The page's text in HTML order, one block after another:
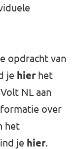
opdracht van
je hier het
NL aan
over
het
je hier.